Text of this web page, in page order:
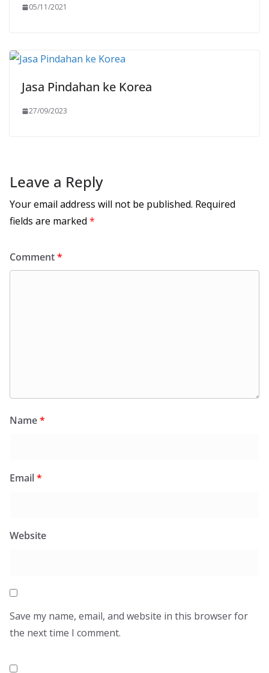
05/11/2021
Jasa Pindahan ke Korea
27/09/2023
Leave a Reply
Your email address will not be published. Required
fields are marked *
Comment*
Name*
Email*
Website
Save my name, email, and website in this browser for
the next time I comment.